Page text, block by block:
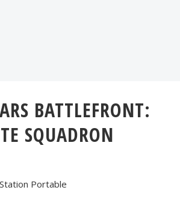
BATTLEFRONT:
SQUADRON
Portable